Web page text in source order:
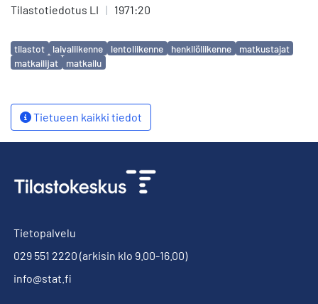
Tilastotiedotus LI | 1971:20
Avainsanat
tilastot laivaliikenne lentoliikenne henkilöliikenne
matkustajat
matkailijat
matkailu
Tietueen kaikki tiedot
Tietopalvelu
029 551 2220 (arkisin klo 9.00-16.00)
info@stat.fi